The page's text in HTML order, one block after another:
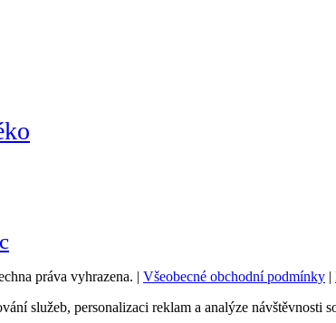
práva vyhrazena. | Všeobecné obchodní podmínky |
služeb, personalizaci reklam a analýze návštěvnosti